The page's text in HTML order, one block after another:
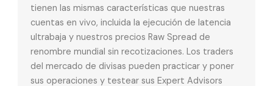
tienen las mismas características que nuestras
cuentas en vivo, incluida la ejecución de latencia
ultrabaja y nuestros precios Raw Spread de
renombre mundial sin recotizaciones. Los traders
del mercado de divisas pueden practicar y poner
sus operaciones y testear sus Expert Advisors